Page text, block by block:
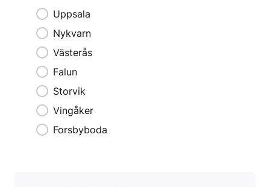
Våra verkstäder
Uppsala
Nykvarn
Västerås
Falun
Storvik
Vingåker
Forsbyboda